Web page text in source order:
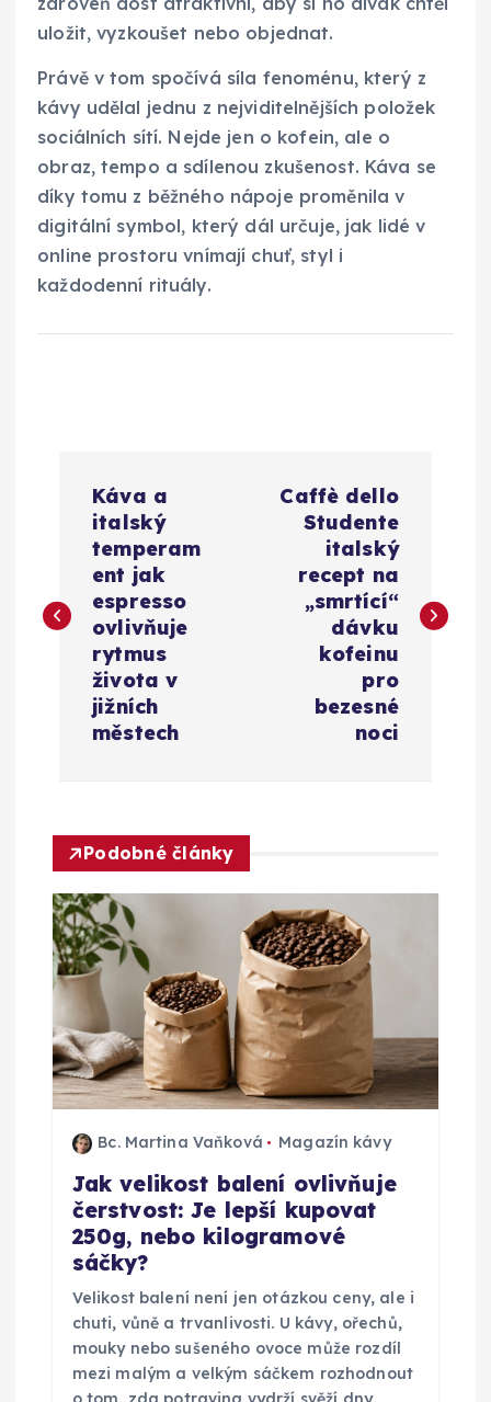
uložit, vyzkoušet nebo objednat.
Právě v tom spočívá síla fenoménu, který z
kávy udělal jednu z nejviditelnějších položek
sociálních sítí. Nejde jen o kofein, ale o
obraz, tempo a sdílenou zkušenost. Káva se
díky tomu z běžného nápoje proměnila v
digitální symbol, který dál určuje, jak lidé v
online prostoru vnímají chuť, styl i
každodenní rituály.
i
e
p
r
o
p
ř
Káva a
italský
temperam
ent jak
espresso
ovlivňuje
rytmus
života v
jižních
městech
Caffè dello
Studente
italský
recept na
„smrtící“
dávku
kofeinu
pro
bezesné
noci
Podobné články
Bc. Martina Vaňková Magazín kávy
Jak velikost balení ovlivňuje
čerstvost: Je lepší kupovat
250g, nebo kilogramové
sáčky?
Velikost balení není jen otázkou ceny, ale i
chuti, vůně a trvanlivosti. U kávy, ořechů,
mouky nebo sušeného ovoce může rozdíl
mezi malým a velkým sáčkem rozhodnout